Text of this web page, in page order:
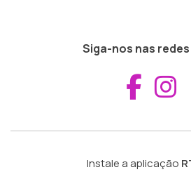
Siga-nos nas
Instale a aplicação